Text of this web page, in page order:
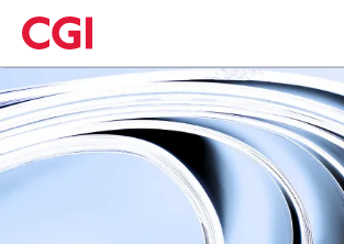
Skip
to
main
content